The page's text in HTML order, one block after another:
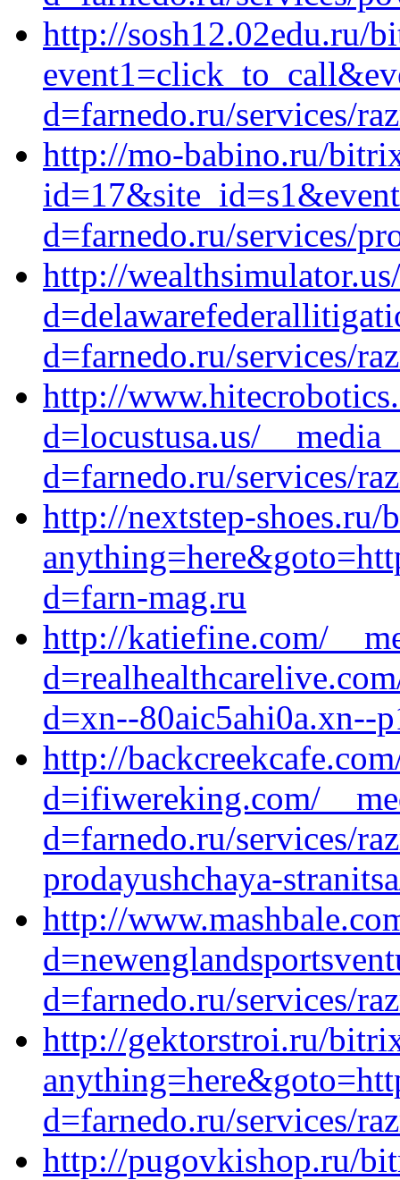
http://sosh12.02edu.ru/
d=farnedo.ru/services/
http://mo-babino.ru/
d=farnedo.ru/services/
http://
d=farnedo.ru/services/
http://
d=locustusa.us/
d=farnedo.ru/services/
http://nextstep-
d=farn-mag.ru
http://katiefine.com/
d=xn--80aic5ahi0a.xn--
http://
d=ifiwereking.com/
d=farnedo.ru/services/
prodayushchaya-
http://
d=farnedo.ru/services/
http://gektorstroi.ru/
d=farnedo.ru/services/
http://pugovkishop.ru/